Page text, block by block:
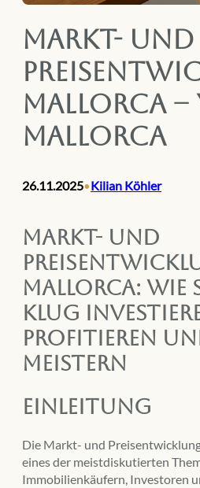
Markt- und
Mallorca –
Mallorca
26.11.2025•Kilian Köhler
Markt- und
Mallorca: Wie
klug
profitieren
meistern
Einleitung
Die Markt- und
eines der meistdiskutierten
Immobilienkäufern, Investoren